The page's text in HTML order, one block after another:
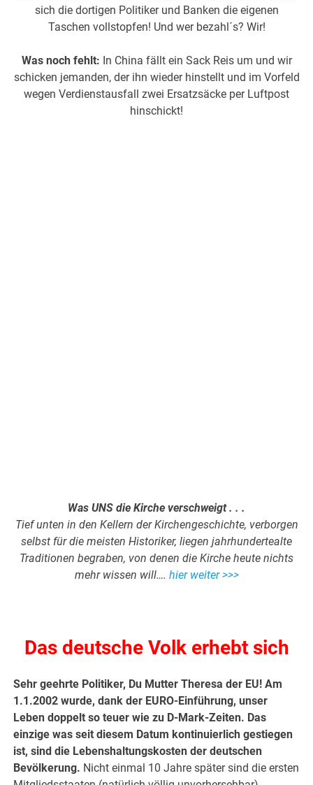
sich die dortigen Politiker und Banken die eigenen
Taschen vollstopfen! Und wer bezahl´s? Wir!
Was noch fehlt: In China fällt ein Sack Reis um und wir
schicken jemanden, der ihn wieder hinstellt und im Vorfeld
wegen Verdienstausfall zwei Ersatzsäcke per Luftpost
hinschickt!
Was UNS die Kirche verschweigt . . .
Tief unten in den Kellern der Kirchengeschichte, verborgen
selbst für die meisten Historiker, liegen jahrhundertealte
Traditionen begraben, von denen die Kirche heute nichts
mehr wissen will…. hier weiter >>>
Das deutsche Volk erhebt sich
Sehr geehrte Politiker, Du Mutter Theresa der EU! Am
1.1.2002 wurde, dank der EURO-Einführung, unser
Leben doppelt so teuer wie zu D-Mark-Zeiten. Das
einzige was seit diesem Datum kontinuierlich gestiegen
ist, sind die Lebenshaltungskosten der deutschen
Bevölkerung. Nicht einmal 10 Jahre später sind die ersten